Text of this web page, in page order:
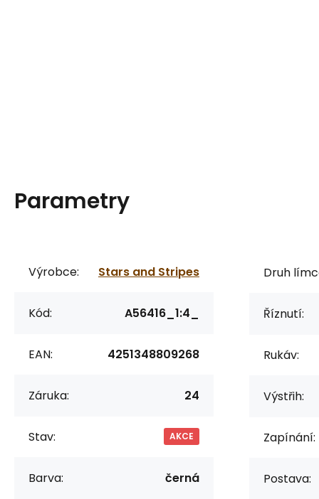
Parametry
Výrobce: Stars and Stripes
Kód: A56416_1:4_
EAN: 4251348809268
Záruka: 24
Stav: AKCE
Barva: černá
Druh
Říznutí:
Rukáv:
Výstřih:
Zapínání:
Postava: